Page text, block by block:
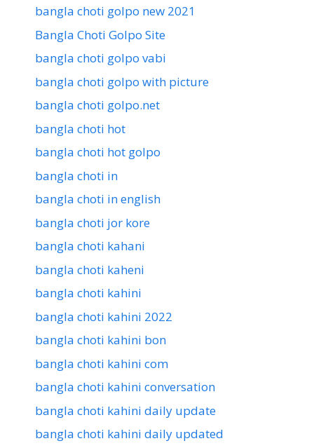
bangla choti golpo new 2021
Bangla Choti Golpo Site
bangla choti golpo vabi
bangla choti golpo with picture
bangla choti golpo.net
bangla choti hot
bangla choti hot golpo
bangla choti in
bangla choti in english
bangla choti jor kore
bangla choti kahani
bangla choti kaheni
bangla choti kahini
bangla choti kahini 2022
bangla choti kahini bon
bangla choti kahini com
bangla choti kahini conversation
bangla choti kahini daily update
bangla choti kahini daily updated